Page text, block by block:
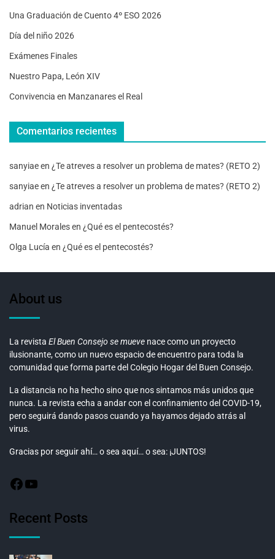
Una Graduación de Cuento 4º ESO 2026
Día del niño 2026
Exámenes Finales
Nuestro Papa, León XIV
Convivencia en Manzanares el Real
Comentarios recientes
sanyiaeen ¿Te atreves a resolver un problema de mates? (RETO 2)
sanyiaeen ¿Te atreves a resolver un problema de mates? (RETO 2)
adrian en Noticias inventadas
Manuel Moralesen ¿Qué es el pentecostés?
Olga Lucía en ¿Qué es el pentecostés?
About us
La revista El Buen Consejo se mueve nace como un proyecto
ilusionante, como un nuevo espacio de encuentro para toda la
comunidad que forma parte del Colegio Hogar del Buen Consejo.
La distancia no ha hecho sino que nos sintamos más unidos que
nunca. La revista echa a andar con el confinamiento del COVID-19,
pero seguirá dando pasos cuando ya hayamos dejado atrás al
virus.
Gracias por seguir ahí… o sea aquí… o sea: ¡JUNTOS!
Recent Posts